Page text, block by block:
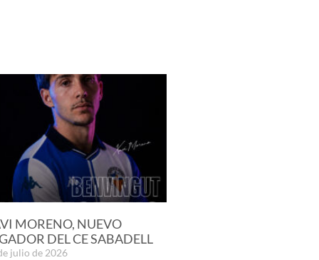
MORENO, NUEVO
DEL CE SABADELL
julio de 2026